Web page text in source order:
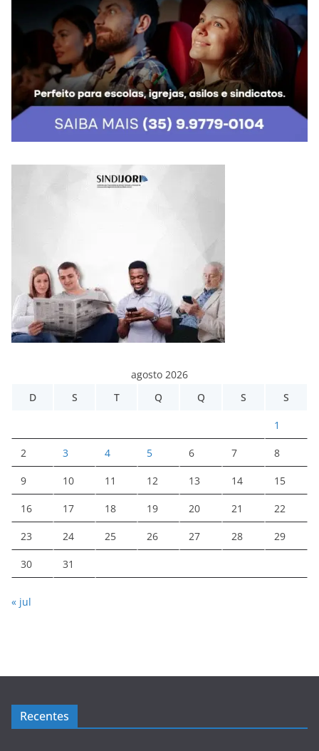
agosto 2026
D
S T Q Q S S
1
2 3 4 5 6 7 8
9 10 11 12 13 14 15
16 17 18 19 20 21 22
23 24 25 26 27 28 29
30 31
« jul
Recentes